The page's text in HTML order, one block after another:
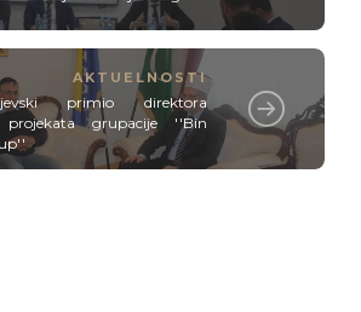
AKTUELNOSTI
primio direktora
projekata grupacije ''Bin